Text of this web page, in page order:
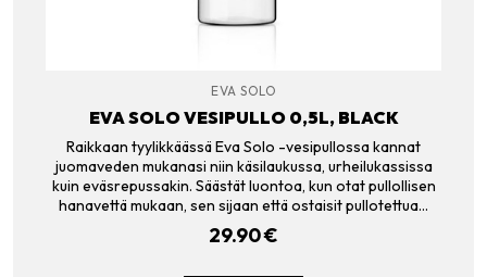
EVA SOLO
EVA SOLO VESIPULLO 0,5L, BLACK
Raikkaan tyylikkäässä Eva Solo -vesipullossa kannat
juomaveden mukanasi niin käsilaukussa, urheilukassissa
kuin eväsrepussakin. Säästät luontoa, kun otat pullollisen
hanavettä mukaan, sen sijaan että ostaisit pullotettua…
29.90€